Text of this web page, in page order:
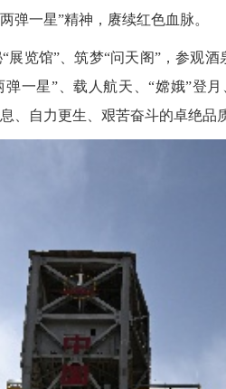
弹一星”精神，赓续红色血脉。
展览馆”、筑梦“问天阁”，参观
一星”、载人航天、“嫦娥”登
、自力更生、艰苦奋斗的卓绝品